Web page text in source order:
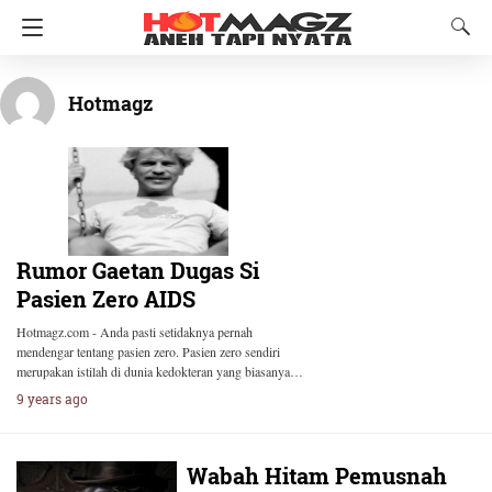
Hotmagz
Rumor Gaetan Dugas Si
Pasien Zero AIDS
Hotmagz.com - Anda pasti setidaknya pernah
mendengar tentang pasien zero. Pasien zero sendiri
merupakan istilah di dunia kedokteran yang biasanya…
9 years ago
Wabah Hitam Pemusnah